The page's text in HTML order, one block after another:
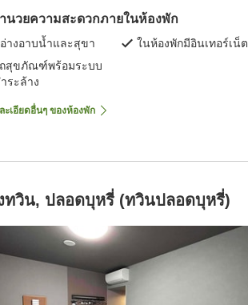
นวยความสะดวกภายในห้องพัก
างอาบน้ำและสุขา
ในห้องพักมีอินเทอร์เน็ต
สุขภัณฑ์พร้อมระบบ
ระล้าง
ะเอียดอื่นๆ ของห้องพัก
ทวิน, ปลอดบุหรี่ (ทวินปลอดบุหรี่)